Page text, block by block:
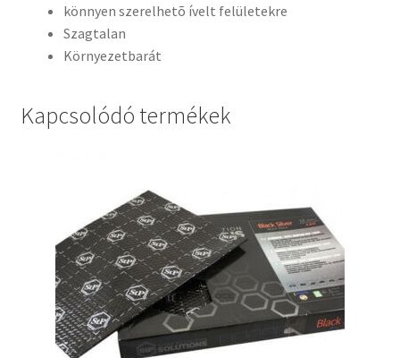
könnyen szerelhetõ ívelt felületekre
Szagtalan
Környezetbarát
Kapcsolódó termékek